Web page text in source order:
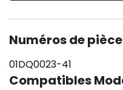
Numéros de
01DQ0023-41
Compatibles